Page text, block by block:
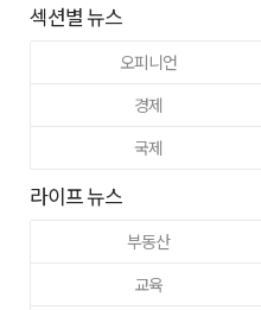
섹션별 뉴스
오피니언
경제
국제
라이프 뉴스
부동산
교육